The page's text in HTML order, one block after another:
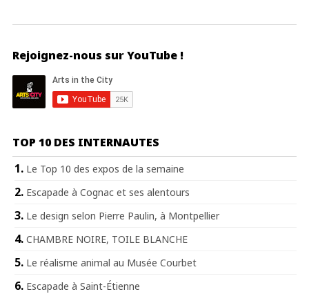
Rejoignez-nous sur YouTube !
TOP 10 DES INTERNAUTES
Le Top 10 des expos de la semaine
Escapade à Cognac et ses alentours
Le design selon Pierre Paulin, à Montpellier
CHAMBRE NOIRE, TOILE BLANCHE
Le réalisme animal au Musée Courbet
Escapade à Saint-Étienne